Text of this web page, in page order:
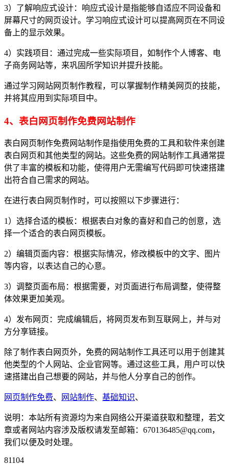
3）了解响应式设计：响应式设计是指能够自适应不同设备和
屏幕尺寸的网页设计。学习响应式设计可以提高网页在不同设
备上的显示效果。
4）实践项目：通过完成一些实际项目，如制作个人博客、电
子商务网站等，来巩固所学知识并提升技能。
通过学习网站网页制作教程，可以掌握制作精美网页的技能，
并将其应用到实际项目中。
4、表白网页制作免费网站制作
表白网页制作免费网站制作是指使用免费的工具和软件来创建
表白网页和其他类型的网站。这些免费的网站制作工具通常提
供了丰富的模板和功能，使得用户无需编写代码即可快速搭建
出符合自己需求的网站。
在进行表白网页制作时，可以按照以下步骤进行：
1）选择合适的模板：根据表白对象的喜好和自己的创意，选
择一个适合的表白网页模板。
2）编辑页面内容：根据实际情况，修改模板中的文字、图片
等内容，以表达自己的心意。
3）调整页面布局：根据需要，对页面进行布局调整，使得整
体效果更加美观。
4）发布网页：完成编辑后，将网页发布到互联网上，并与对
方分享链接。
除了制作表白网页外，免费的网站制作工具还可以用于创建其
他类型的个人网站、企业官网等。通过这些工具，用户可以快
速搭建出自己想要的网站，并与他人分享自己的创作。
网页制作免费、 网站制作、 基础知识、
说明：本站所有资源均为来自网络公开渠道获取和整理，若文
章或者网站内容涉及版权请发至邮箱：670136485@qq.com，
我们以便及时处理。
81104